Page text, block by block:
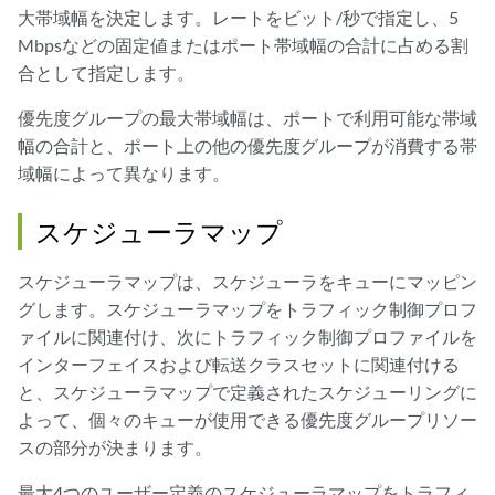
大帯域幅を決定します。レートをビット/秒で指定し、5
Mbpsなどの固定値またはポート帯域幅の合計に占める割
合として指定します。
優先度グループの最大帯域幅は、ポートで利用可能な帯域
幅の合計と、ポート上の他の優先度グループが消費する帯
域幅によって異なります。
スケジューラマップ
スケジューラマップは、スケジューラをキューにマッピン
グします。スケジューラマップをトラフィック制御プロフ
ァイルに関連付け、次にトラフィック制御プロファイルを
インターフェイスおよび転送クラスセットに関連付ける
と、スケジューラマップで定義されたスケジューリングに
よって、個々のキューが使用できる優先度グループリソー
スの部分が決まります。